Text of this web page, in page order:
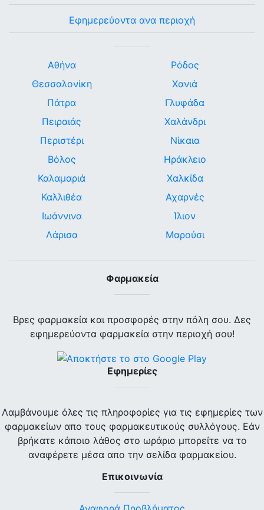
Εφημερεύοντα ανα περιοχή
Αθήνα
Θεσσαλονίκη
Πάτρα
Πειραιάς
Περιστέρι
Βόλος
Καλαμαριά
Καλλιθέα
Ιωάννινα
Λάρισα
Ρόδος
Χανιά
Γλυφάδα
Χαλάνδρι
Νίκαια
Ηράκλειο
Χαλκίδα
Αχαρνές
Ίλιον
Μαρούσι
Φαρμακεία
Βρες φαρμακεία και προσφορές στην πόλη σου. Δες
εφημερεύοντα φαρμακεία στην περιοχή σου!
Εφημερίες
Λαμβάνουμε όλες τις πληροφορίες για τις εφημερίες των
φαρμακείων απο τους φαρμακευτικούς συλλόγους. Εάν
βρήκατε κάποιο λάθος στο ωράριο μπορείτε να το
αναφέρετε μέσα απο την σελίδα φαρμακείου.
Επικοινωνία